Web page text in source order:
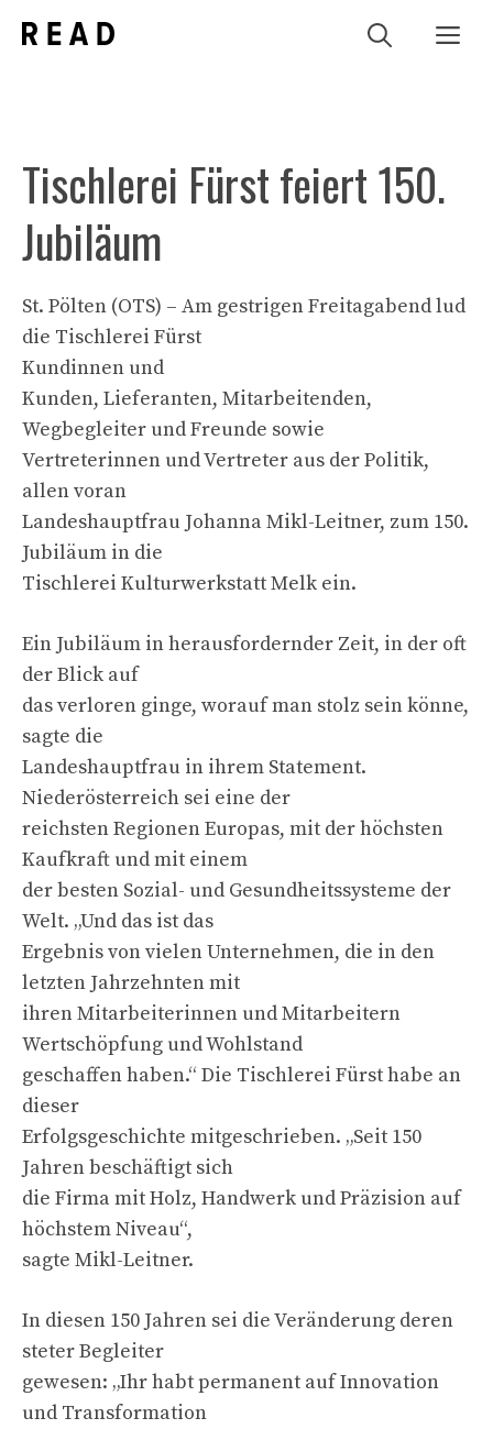
Inhalt
Tischlerei Fürst feiert 150.
Jubiläum
St. Pölten (OTS) – Am gestrigen Freitagabend lud
die Tischlerei Fürst
Kundinnen und
Kunden, Lieferanten, Mitarbeitenden,
Wegbegleiter und Freunde sowie
Vertreterinnen und Vertreter aus der Politik,
allen voran
Landeshauptfrau Johanna Mikl-Leitner, zum 150.
Jubiläum in die
Tischlerei Kulturwerkstatt Melk ein.
Ein Jubiläum in herausfordernder Zeit, in der oft
der Blick auf
das verloren ginge, worauf man stolz sein könne,
sagte die
Landeshauptfrau in ihrem Statement.
Niederösterreich sei eine der
reichsten Regionen Europas, mit der höchsten
Kaufkraft und mit einem
der besten Sozial- und Gesundheitssysteme der
Welt. „Und das ist das
Ergebnis von vielen Unternehmen, die in den
letzten Jahrzehnten mit
ihren Mitarbeiterinnen und Mitarbeitern
Wertschöpfung und Wohlstand
geschaffen haben.“ Die Tischlerei Fürst habe an
dieser
Erfolgsgeschichte mitgeschrieben. „Seit 150
Jahren beschäftigt sich
die Firma mit Holz, Handwerk und Präzision auf
höchstem Niveau“,
sagte Mikl-Leitner.
In diesen 150 Jahren sei die Veränderung deren
steter Begleiter
gewesen: „Ihr habt permanent auf Innovation
und Transformation